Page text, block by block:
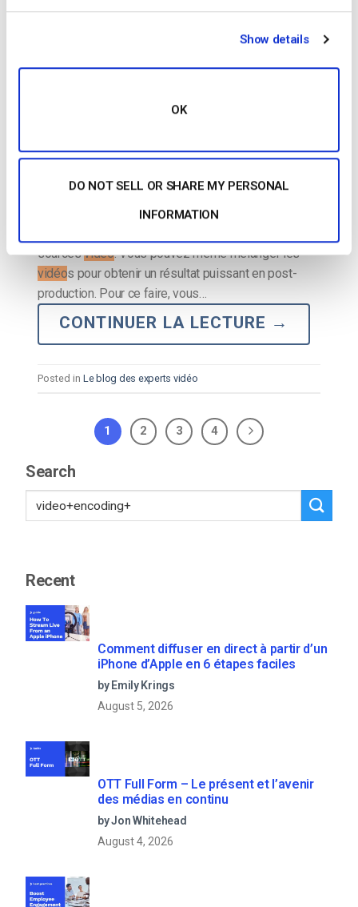
Show details
OK
DO NOT SELL OR SHARE MY PERSONAL
INFORMATION
…professionnelles image dans l’image et faire
sourcesvidéo. Vous pouvez même mélanger les
vidéos pour obtenir un résultat puissant en post-
production. Pour ce faire, vous…
CONTINUER LA LECTURE →
Posted in Le blog des experts vidéo
1 2 3 4
Search
Recent
Comment diffuser en direct à partir d’un
iPhone d’Apple en 6 étapes faciles
by Emily Krings
August 5, 2026
OTT Full Form – Le présent et l’avenir
des médias en continu
by Jon Whitehead
August 4, 2026